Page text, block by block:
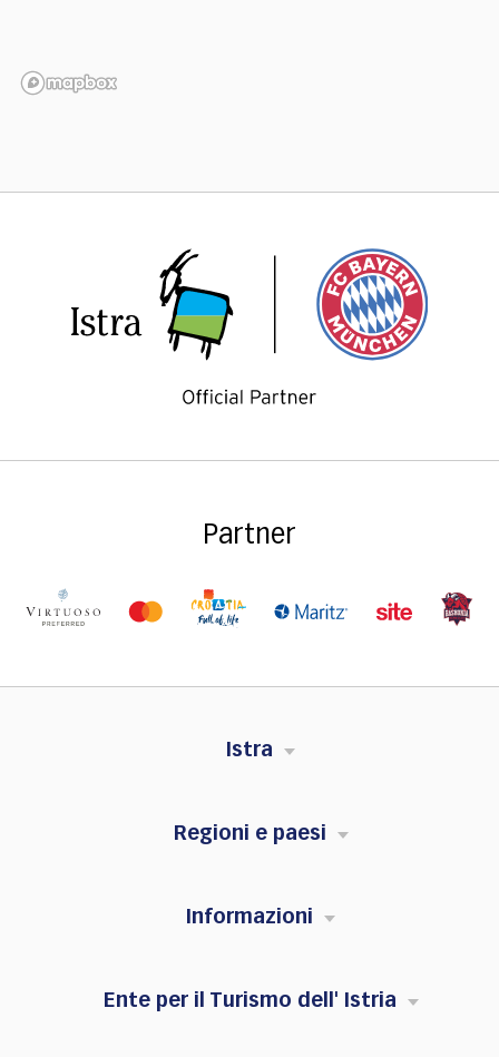
Partner
Istra
Regioni e paesi
Informazioni
Ente per il Turismo dell' Istria